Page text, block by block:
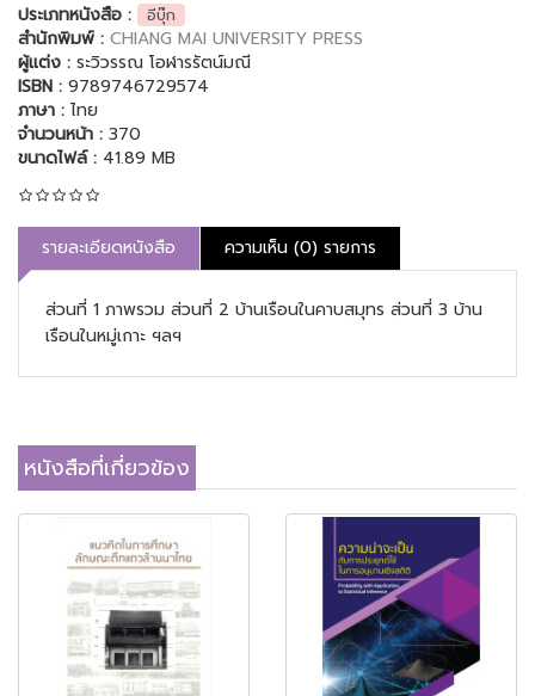
ประเภทหนังสือ :
อีบุ๊ก
สำนักพิมพ์ : CHIANG MAI UNIVERSITY PRESS
ผู้แต่ง : ระวิวรรณ โอฬารรัตน์มณี
ISBN : 9789746729574
ภาษา : ไทย
จำนวนหน้า : 370
ขนาดไฟล์ : 41.89 MB
รายละเอียดหนังสือ ความเห็น (0) รายการ
ส่วนที่ 1 ภาพรวม ส่วนที่ 2 บ้านเรือนในคาบสมุทร ส่วนที่ 3 บ้าน
เรือนในหมู่เกาะ ฯลฯ
หนังสือที่เกี่ยวข้อง